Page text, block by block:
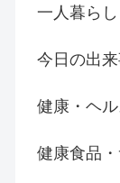
一人暮らし
今日の出
健康・ヘ
健康食品